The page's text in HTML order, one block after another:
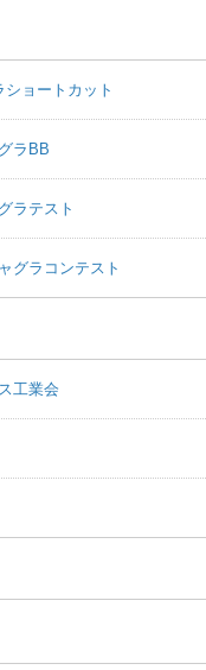
ョートカット
ラBB
ラテスト
グラコンテスト
工業会